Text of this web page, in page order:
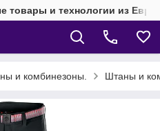
товары и технологии из
и комбинезоны. Штаны и